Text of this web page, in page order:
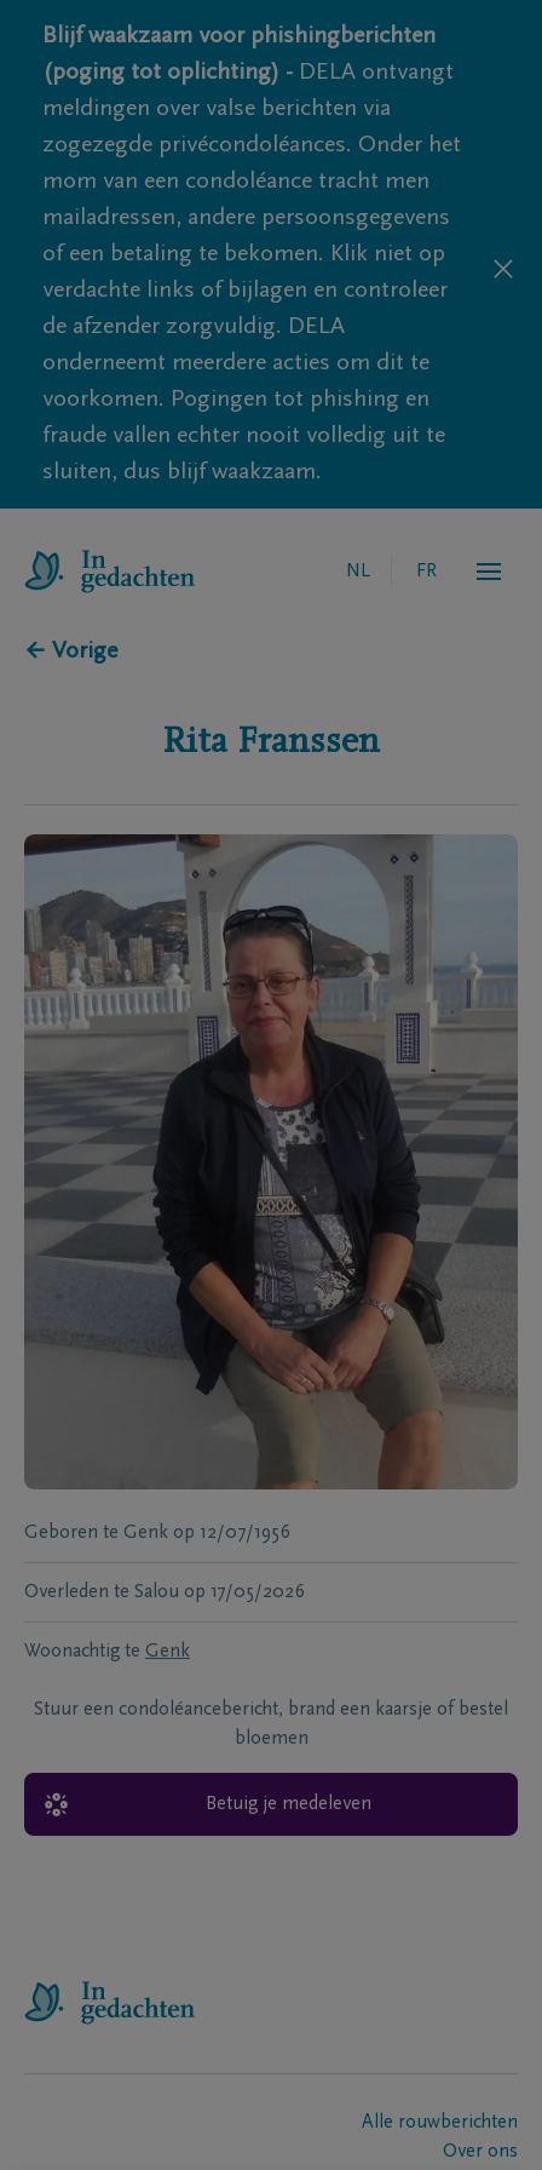
Blijf waakzaam voor phishingberichten
(poging tot oplichting) - DELA ontvangt
meldingen over valse berichten via
zogezegde privécondoléances. Onder het
mom van een condoléance tracht men
mailadressen, andere persoonsgegevens
of een betaling te bekomen. Klik niet op
verdachte links of bijlagen en controleer
de afzender zorgvuldig. DELA
onderneemt meerdere acties om dit te
voorkomen. Pogingen tot phishing en
fraude vallen echter nooit volledig uit te
sluiten, dus blijf waakzaam.
NL FR
← Vorige
Rita Franssen
Geboren te Genk op 12/07/1956
Overleden te Salou op 17/05/2026
Woonachtig te Genk
Stuur een condoléancebericht, brand een kaarsje of bestel
bloemen
Betuig je medeleven
Alle rouwberichten
Over ons